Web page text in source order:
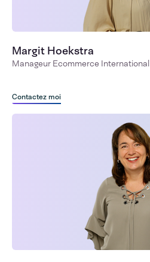
Margit Hoekstra
Manageur Ecommerce International
Contactez moi